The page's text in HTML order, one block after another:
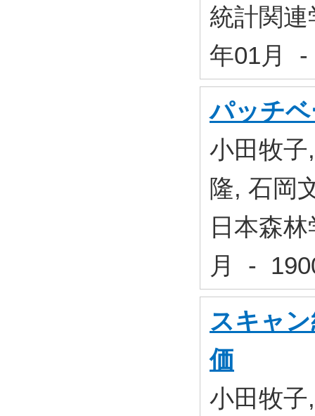
統計関
年01月
パッチ
小田牧
隆, 石岡
日本森
月 -
スキャ
価
小田牧